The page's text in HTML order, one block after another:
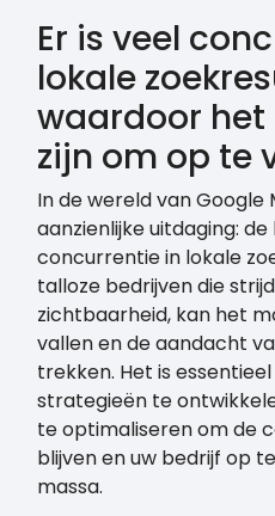
Er is veel
lokale
waardoor
zijn om op te
In de wereld van Google
aanzienlijke uitdaging:
concurrentie in lokale
talloze bedrijven die
zichtbaarheid, kan het
vallen en de aandacht
trekken. Het is
strategieën te
te optimaliseren om de
blijven en uw bedrijf op
massa.